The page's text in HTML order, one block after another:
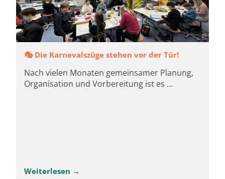
🎭 Die Karnevalszüge stehen vor der Tür!
Nach vielen Monaten gemeinsamer Planung,
Organisation und Vorbereitung ist es …
Weiterlesen →